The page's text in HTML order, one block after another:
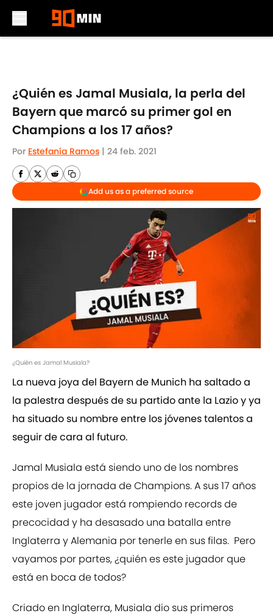
¿Quién es Jamal Musiala, la perla del
Bayern que marcó su primer gol en
Champions a los 17 años?
Por Estefanía Ramos | 24 feb. 2021
Add us as a preferred source
¿Quién es Jamal Musiala?
La nueva joya del Bayern de Munich ha saltado a
la palestra después de su partido ante la Lazio y ya
ha situado su nombre entre los jóvenes talentos a
seguir de cara al futuro.
Jamal Musiala está siendo uno de los nombres
propios de la jornada de Champions. A sus 17 años
este joven jugador está rompiendo records de
precocidad y ha desasado una batalla entre
Inglaterra y Alemania por tenerle en sus filas. Pero
vayamos por partes, ¿quién es este jugador que
está en boca de todos?
Criado en Inglaterra, Musiala dio sus primeros